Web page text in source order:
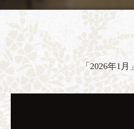
「2026年1月」